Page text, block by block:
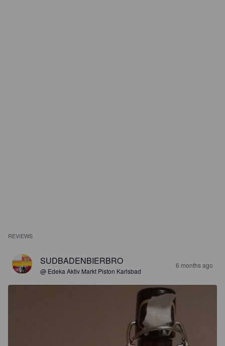
REVIEWS
SUDBADENBIERBRO
@ Edeka Aktiv Markt Piston Karlsbad
6 months ago